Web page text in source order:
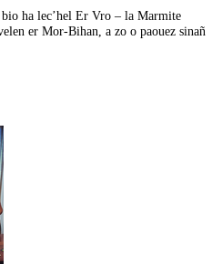
ha lec’hel Er Vro – la Marmite
er Mor-Bihan, a zo o paouez sinañ